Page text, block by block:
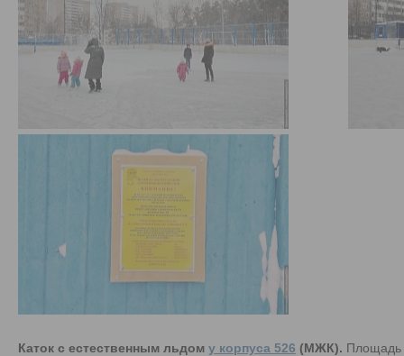
Каток с естественным льдом у корпуса 526 (МЖК). Площадь